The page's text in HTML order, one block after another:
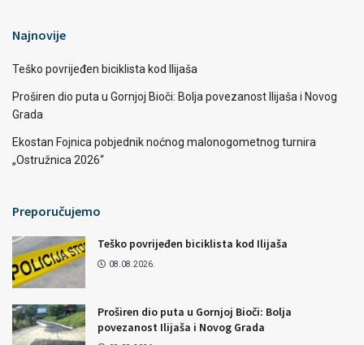
Najnovije
Teško povrijeđen biciklista kod Ilijaša
Proširen dio puta u Gornjoj Bioči: Bolja povezanost Ilijaša i Novog
Grada
Ekostan Fojnica pobjednik noćnog malonogometnog turnira
„Ostružnica 2026“
Preporučujemo
Teško povrijeđen biciklista kod Ilijaša
08.08.2026.
Proširen dio puta u Gornjoj Bioči: Bolja
povezanost Ilijaša i Novog Grada